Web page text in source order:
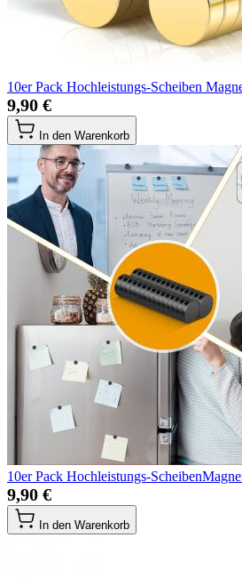
10er Pack Hochleistungs-Scheiben
9,90 €
In den Warenkorb
10er Pack Hochleistungs-
9,90 €
In den Warenkorb